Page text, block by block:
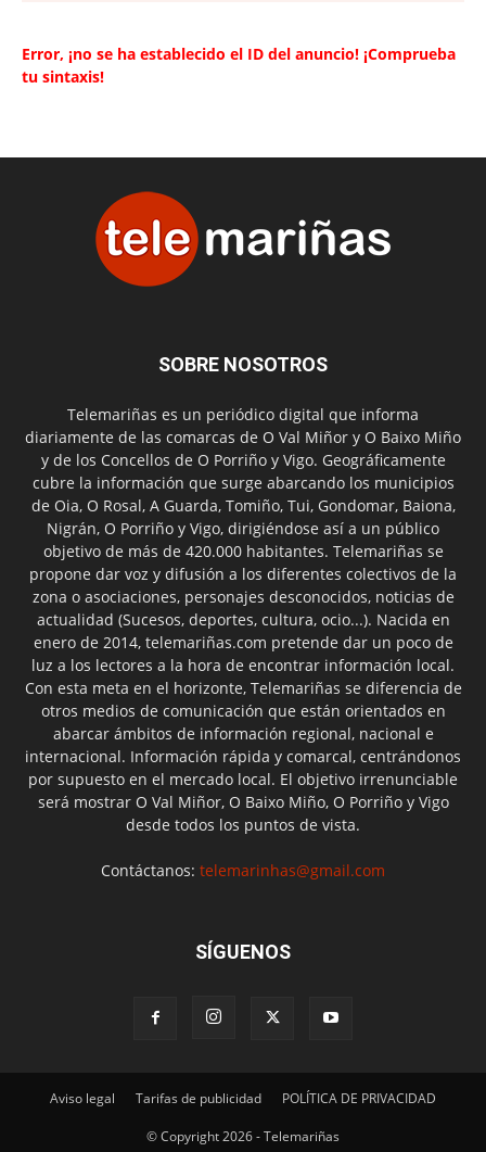
Error, ¡no se ha establecido el ID del anuncio! ¡Comprueba
tu sintaxis!
SOBRE NOSOTROS
Telemariñas es un periódico digital que informa
diariamente de las comarcas de O Val Miñor y O Baixo Miño
y de los Concellos de O Porriño y Vigo. Geográficamente
cubre la información que surge abarcando los municipios
de Oia, O Rosal, A Guarda, Tomiño, Tui, Gondomar, Baiona,
Nigrán, O Porriño y Vigo, dirigiéndose así a un público
objetivo de más de 420.000 habitantes. Telemariñas se
propone dar voz y difusión a los diferentes colectivos de la
zona o asociaciones, personajes desconocidos, noticias de
actualidad (Sucesos, deportes, cultura, ocio...). Nacida en
enero de 2014, telemariñas.com pretende dar un poco de
luz a los lectores a la hora de encontrar información local.
Con esta meta en el horizonte, Telemariñas se diferencia de
otros medios de comunicación que están orientados en
abarcar ámbitos de información regional, nacional e
internacional. Información rápida y comarcal, centrándonos
por supuesto en el mercado local. El objetivo irrenunciable
será mostrar O Val Miñor, O Baixo Miño, O Porriño y Vigo
desde todos los puntos de vista.
Contáctanos: telemarinhas@gmail.com
SÍGUENOS
Aviso legal Tarifas de publicidad POLÍTICA DE PRIVACIDAD
© Copyright 2026 - Telemariñas